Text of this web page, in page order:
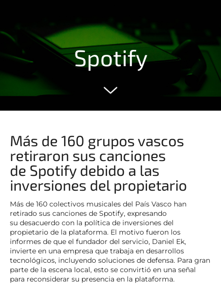
Spotify
Más de 160 grupos vascos
retiraron sus canciones
de Spotify debido a las
inversiones del propietario
Más de 160 colectivos musicales del País Vasco han
retirado sus canciones de Spotify, expresando
su desacuerdo con la política de inversiones del
propietario de la plataforma. El motivo fueron los
informes de que el fundador del servicio, Daniel Ek,
invierte en una empresa que trabaja en desarrollos
tecnológicos, incluyendo soluciones de defensa. Para gran
parte de la escena local, esto se convirtió en una señal
para reconsiderar su presencia en la plataforma.